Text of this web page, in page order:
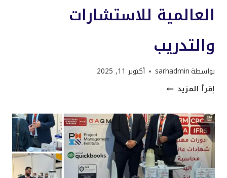
العالمية للاستشارات
والتدريب
بواسطةsarhadmin
أكتوبر 11, 2025
إقرأ المزيد من
افتتاح
الشهر
الماضي
–
شركة
صرح
العالمية
للاستشارات
والتدريب